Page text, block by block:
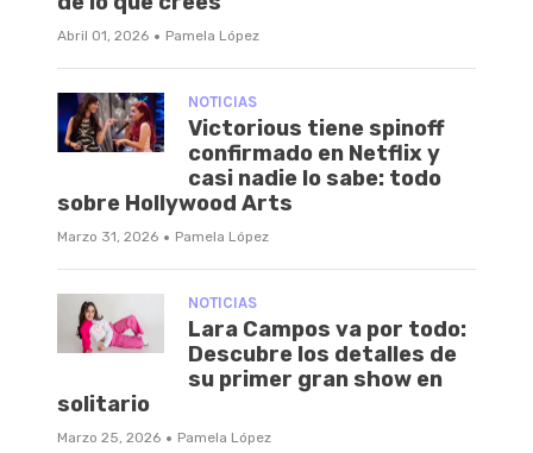
Abril 01, 2026 · Pamela López
NOTICIAS
Victorious tiene spinoff
confirmado en Netflix y
casi nadie lo sabe: todo
sobre Hollywood Arts
Marzo 31, 2026 · Pamela López
NOTICIAS
Lara Campos va por todo:
Descubre los detalles de
su primer gran show en
solitario
Marzo 25, 2026 · Pamela López